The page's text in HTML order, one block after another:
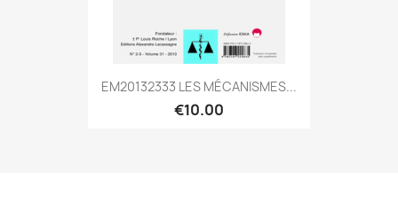
EM20132333 LES MÉCANISMES...
€10.00